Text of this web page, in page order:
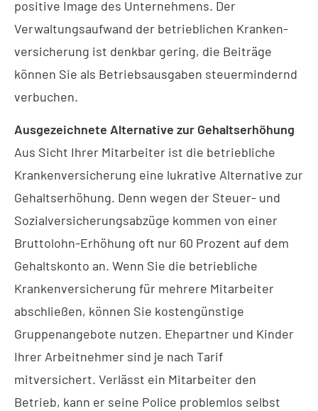
positive Image des Unternehmens. Der
Verwaltungsaufwand der betrieblichen Kranken­
ver­si­che­rung ist denkbar gering, die Beiträge
können Sie als Betriebsausgaben steuermindernd
verbuchen.
Ausgezeichnete Alternative zur Gehaltserhöhung
Aus Sicht Ihrer Mitarbeiter ist die betriebliche
Kranken­ver­si­che­rung eine lukrative Alternative zur
Gehaltserhöhung. Denn wegen der Steuer- und
Sozialversicherungsabzüge kommen von einer
Bruttolohn-Erhöhung oft nur 60 Prozent auf dem
Gehaltskonto an. Wenn Sie die betriebliche
Kranken­ver­si­che­rung für mehrere Mitarbeiter
abschließen, können Sie kostengünstige
Gruppenangebote nutzen. Ehepartner und Kinder
Ihrer Arbeitnehmer sind je nach Tarif
mitversichert. Verlässt ein Mitarbeiter den
Betrieb, kann er seine Police problemlos selbst